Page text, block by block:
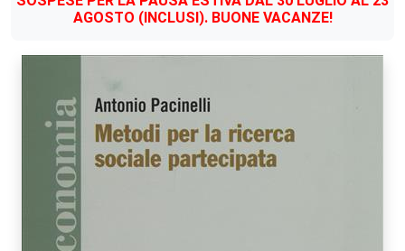
AGOSTO (INCLUSI). BUONE VACANZE!